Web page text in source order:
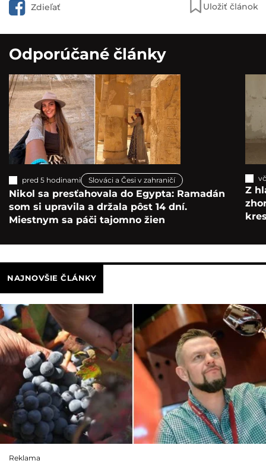
Zdieľať Uložiť článok
Odporúčané články
pred 5 hodinami Slováci a Česi v zahraničí
Nikol sa presťahovala do Egypta: Ramadán
som si upravila a držala pôst 14 dní.
Miestnym sa páči tajomno žien
Z
NAJNOVŠIE ČLÁNKY
Reklama